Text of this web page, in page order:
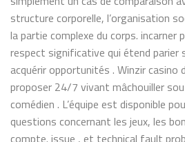
structure corporelle, l’organisation
la partie complexe du corps. incarner
respect significative qui étend parier
acquérir opportunités . Winzir casino
proposer 24/7 vivant mâchouiller
comédien . L’équipe est disponible
questions concernant les jeux, les
compte. issue , et technical fault